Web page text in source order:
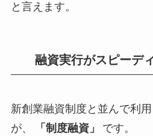
と言えます。
融資実行がスピーディ
新創業融資制度と並んで利
が、
「制度融資」
です。